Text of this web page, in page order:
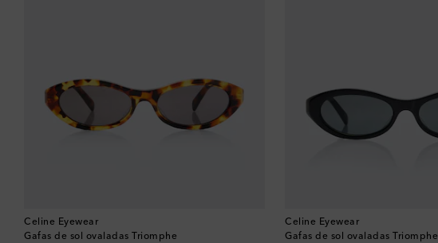
Celine Eyewear
Gafas de sol ovaladas Triomphe
Celine Eyewear
Gafas de sol ovaladas Triomphe